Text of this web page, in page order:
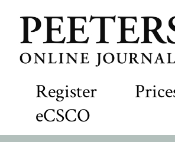
Register
eCSCO